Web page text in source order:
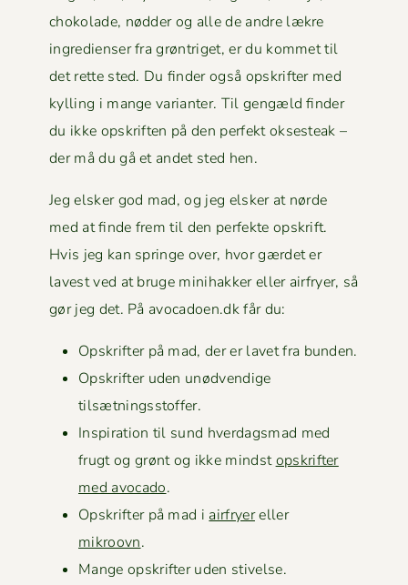
choko­lade, nød­der og alle de andre lækre
ingre­di­enser fra grøn­triget, er du kom­met til
det rette sted. Du find­er også opskrifter med
kylling i mange vari­anter. Til gengæld find­er
du ikke opskriften på den per­fekt okses­teak –
der må du gå et andet sted hen.
Jeg elsker god mad, og jeg elsker at nørde
med at finde frem til den per­fek­te opskrift.
Hvis jeg kan springe over, hvor gærdet er
lavest ved at bruge mini­hakker eller air­fry­er, så
gør jeg det. På avocadoen.dk får du:
Opskrifter på mad, der er lavet fra bunden.
Opskrifter uden unød­vendi­ge
tilsætningsstoffer.
Inspi­ra­tion til sund hverdags­mad med
frugt og grønt og ikke mindstopskrifter
med avo­ca­do.
Opskrifter på mad i air­fry­ereller
mikroovn.
Mange opskrifter uden stivelse.